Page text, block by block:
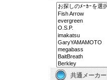
共通メーカー